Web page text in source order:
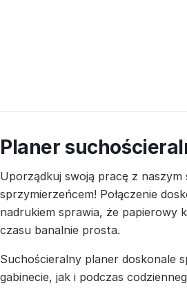
Planer
Uporządkuj swoją pracę z
sprzymierzeńcem! Połączenie
nadrukiem sprawia, że papierowy
czasu banalnie prosta.
Suchościeralny planer doskonale
gabinecie, jak i podczas